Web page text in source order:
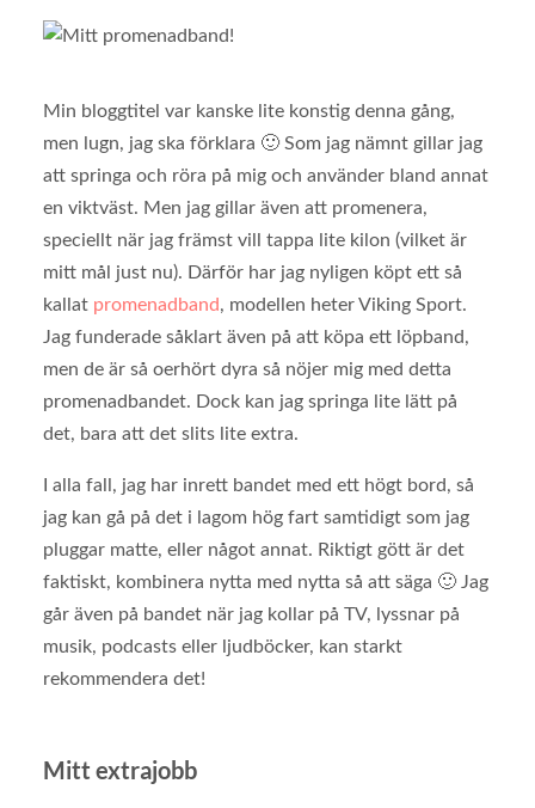
Min bloggtitel var kanske lite konstig denna gång,
men lugn, jag ska förklara 🙂 Som jag nämnt gillar jag
att springa och röra på mig och använder bland annat
en viktväst. Men jag gillar även att promenera,
speciellt när jag främst vill tappa lite kilon (vilket är
mitt mål just nu). Därför har jag nyligen köpt ett så
kallat promenadband, modellen heter Viking Sport.
Jag funderade såklart även på att köpa ett löpband,
men de är så oerhört dyra så nöjer mig med detta
promenadbandet. Dock kan jag springa lite lätt på
det, bara att det slits lite extra.
I alla fall, jag har inrett bandet med ett högt bord, så
jag kan gå på det i lagom hög fart samtidigt som jag
pluggar matte, eller något annat. Riktigt gött är det
faktiskt, kombinera nytta med nytta så att säga 🙂 Jag
går även på bandet när jag kollar på TV, lyssnar på
musik, podcasts eller ljudböcker, kan starkt
rekommendera det!
Mitt extrajobb